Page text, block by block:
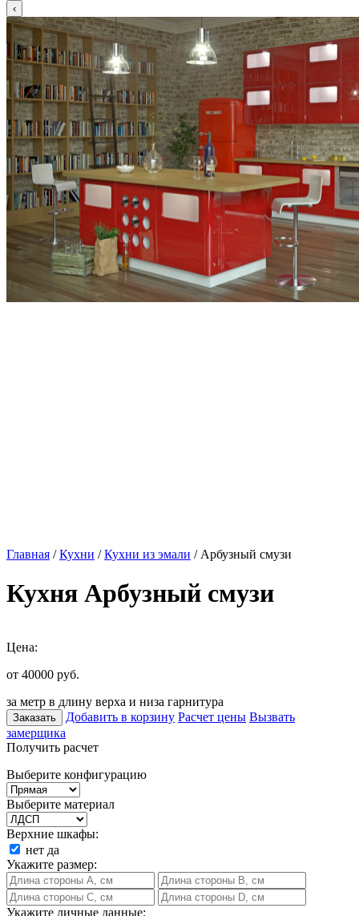
Главная /Кухни /Кухни из эмали / Арбузный смузи
Кухня Арбузный смузи
Цена:
от 40000 руб.
за метр в длину верха и низа гарнитура
Заказать Добавить в корзину Расчет цены Вызвать
замерщика
Получить расчет
Выберите конфигурацию
Выберите материал
Верхние шкафы:
нет да
Укажите размер:
Укажите личные данные: